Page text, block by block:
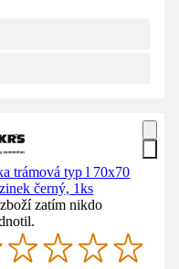
trámová typ l 70x70
černý, 1ks
zatím nikdo